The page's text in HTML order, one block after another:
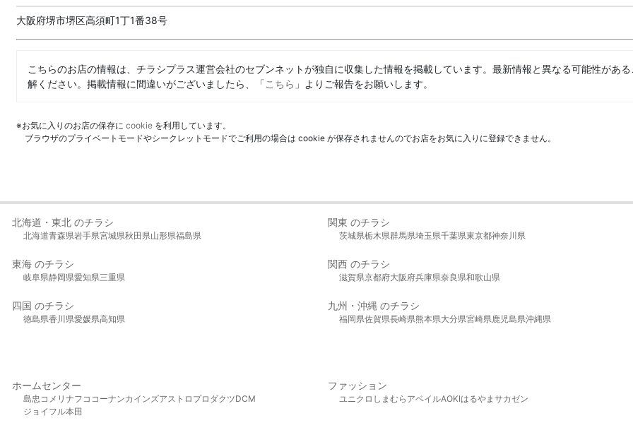
大阪府堺市堺区高須町1丁1番38号
こちらのお店の情報は、チラシプラス運営会社のセブンネットが独自に収集した情報を掲載しています。最新情報と異なる可能性があ
解ください。掲載情報に間違いがございましたら、「こちら 」よりご報告をお願いします。
※お気に入りのお店の保存に cookie を利用しています。
ブラウザのプライベートモードやシークレットモードでご利用の場合は cookie が保存されませんのでお店をお気に入りに登録できません。
北海道・東北 のチラシ
北海道青森県岩手県宮城県秋田県山形県福島県
関東 のチラシ
茨城県栃木県群馬県埼玉県千葉県東京都神奈川県
東海 のチラシ
岐阜県静岡県愛知県三重県
関西 のチラシ
滋賀県京都府大阪府兵庫県奈良県和歌山県
四国 のチラシ
徳島県香川県愛媛県高知県
九州・沖縄 のチラシ
福岡県佐賀県長崎県熊本県大分県宮崎県鹿児島県沖縄県
ホームセンター
島忠 コメリ ナフコ コーナンカインズアストロプロダクツDCM
ジョイフル本田
ファッション
ユニクロ しまむら アベイルAOKIはるやま サカゼン